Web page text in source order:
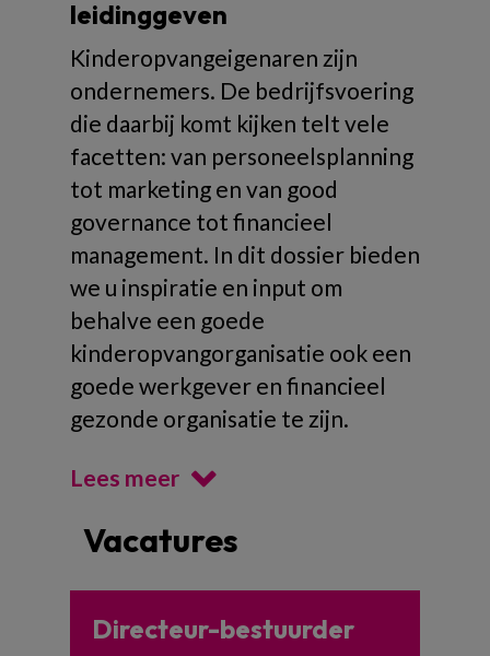
leidinggeven
Kinderopvangeigenaren zijn
ondernemers. De bedrijfsvoering
die daarbij komt kijken telt vele
facetten: van personeelsplanning
tot marketing en van good
governance tot financieel
management. In dit dossier bieden
we u inspiratie en input om
behalve een goede
kinderopvangorganisatie ook een
goede werkgever en financieel
gezonde organisatie te zijn.
Lees meer
Vacatures
Directeur-bestuurder